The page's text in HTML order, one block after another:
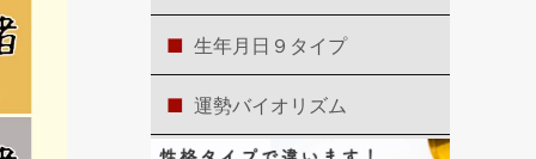
生年月日９タイプ
運勢バイオリズム